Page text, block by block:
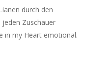
durch den
jeden Zuschauer
in my Heart emotional.
Circle Of Life